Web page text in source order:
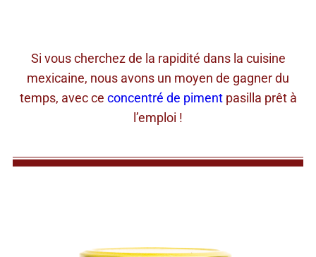
Si vous cherchez de la rapidité dans la cuisine
mexicaine, nous avons un moyen de gagner du
temps, avec ce concentré de pimentpasilla prêt à
l’emploi !